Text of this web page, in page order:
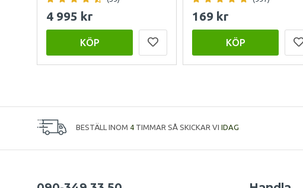
4 995 kr
KÖP
169 kr
KÖP
BESTÄLL INOM 4 TIMMAR SÅ SKICKAR VI IDAG